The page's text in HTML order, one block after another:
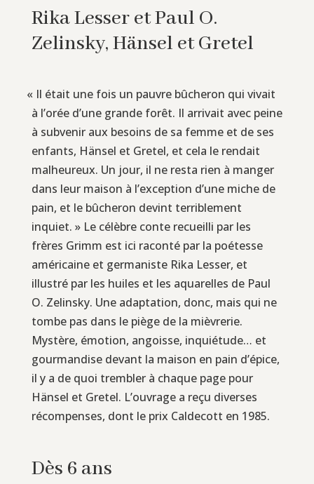
Rika Lesser et Paul O.
Zelinsky, Hänsel et Gretel
« Il était une fois un pauvre bûcheron qui vivait
à l’orée d’une grande forêt. Il arrivait avec peine
à subvenir aux besoins de sa femme et de ses
enfants, Hänsel et Gretel, et cela le rendait
malheureux. Un jour, il ne resta rien à manger
dans leur maison à l’exception d’une miche de
pain, et le bûcheron devint terriblement
inquiet. » Le célèbre conte recueilli par les
frères Grimm est ici raconté par la poétesse
américaine et germaniste Rika Lesser, et
illustré par les huiles et les aquarelles de Paul
O. Zelinsky. Une adaptation, donc, mais qui ne
tombe pas dans le piège de la mièvrerie.
Mystère, émotion, angoisse, inquiétude… et
gourmandise devant la maison en pain d’épice,
il y a de quoi trembler à chaque page pour
Hänsel et Gretel. L’ouvrage a reçu diverses
récompenses, dont le prix Caldecott en 1985.
Dès 6 ans